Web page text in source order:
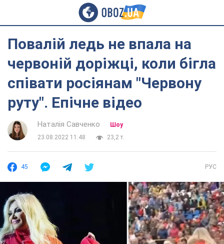
Повалій ледь не впала на
червоній доріжці, коли бігла
співати росіянам "Червону
руту". Епічне відео
Наталія Савченко
Шоу
23.08.2022 11:48
23,2 т.
45 РУС